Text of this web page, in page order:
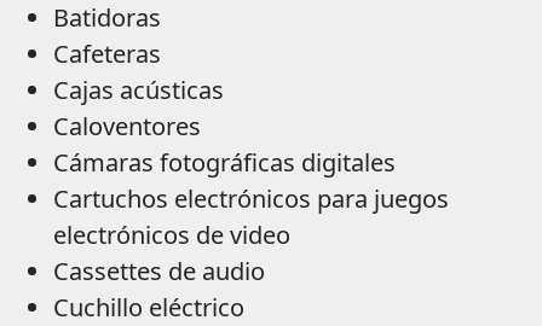
Batidoras
Cafeteras
Cajas acústicas
Caloventores
Cámaras fotográficas digitales
Cartuchos electrónicos para juegos
electrónicos de video
Cassettes de audio
Cuchillo eléctrico